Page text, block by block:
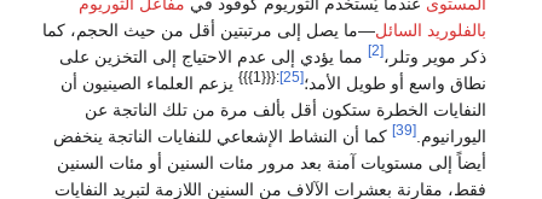
بالفلوريد السائل—ما يصل إلى مرتبتين أقل من حيث الحجم، كما
ذكر موير وتلر،[2]
مما يؤدي إلى عدم الاحتياج إلى التخزين على
نطاق واسع أو طويل الأمد؛[25]
:{{{1}}}
يزعم العلماء الصينيون أن
النفايات الخطرة ستكون أقل بألف مرة من تلك الناتجة عن
اليورانيوم.[39]
كما أن النشاط الإشعاعي للنفايات الناتجة ينخفض ​​
أيضاً إلى مستويات آمنة بعد مرور مئات السنين أو مئات السنين
فقط، مقارنة بعشرات الآلاف من السنين اللازمة لتبريد النفايات